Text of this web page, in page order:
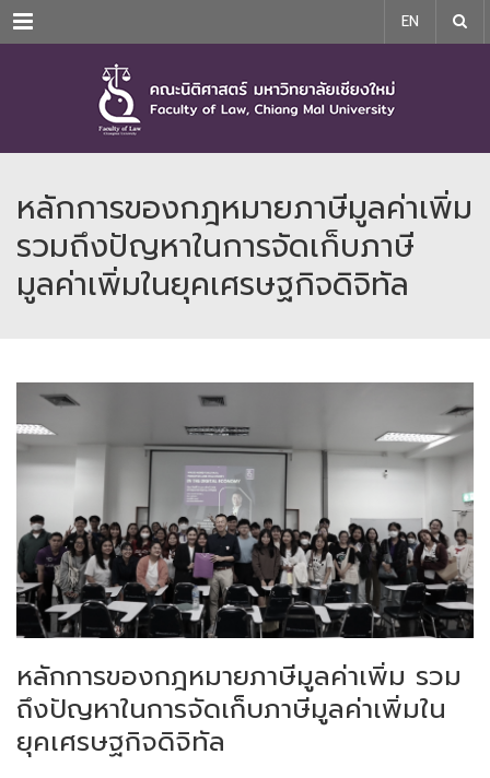
Menu EN
หลักการของกฎหมายภาษีมูลค่าเพิ่ม
รวมถึงปัญหาในการจัดเก็บภาษี
มูลค่าเพิ่มในยุคเศรษฐกิจดิจิทัล
หลักการของกฎหมายภาษีมูลค่าเพิ่ม รวม
ถึงปัญหาในการจัดเก็บภาษีมูลค่าเพิ่มใน
ยุคเศรษฐกิจดิจิทัล